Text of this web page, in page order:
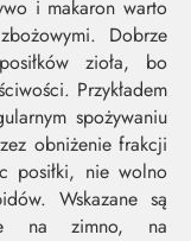
i makaron warto
Dobrze
zioła, bo
Przykładem
spożywaniu
obniżenie frakcji
posiłki, nie wolno
Wskazane są
na zimno, na